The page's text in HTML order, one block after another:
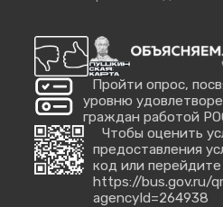
Пройти опрос,
уровню
граждан работой
Чтобы оценить
предоставления
код или перейдите
https://bus.gov.ru/
agencyId=264938